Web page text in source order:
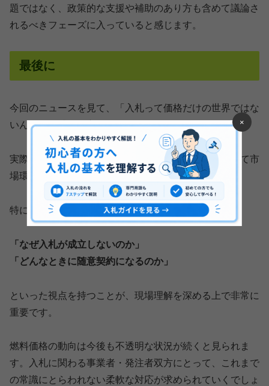
題ではなく、政策的な支援や補助のあり方も含めて議論さ
れるべきフェーズに入っていると感じます。
最後に
今回のニュースを見て、「入札って価格だけの世界ではな
いんだ」と感じた方も多いのではないでしょうか。
実際には、価格の裏側にある供給体制やリスク、そして市
場環境が大きく影響しています。
特にこれから入札に関わる方にとっては、
「なぜ入札が成立しないのか」
「どんなときに随意契約になるのか」
といった視点を持つことが、現場理解を深める上で非常に
重要です。
燃料価格の動向は今後も不透明な状況が続くと見られま
す。入札に関わる事業者・発注者双方にとって、これまで
の常識にとらわれない柔軟な対応が求められていくでしょ
×